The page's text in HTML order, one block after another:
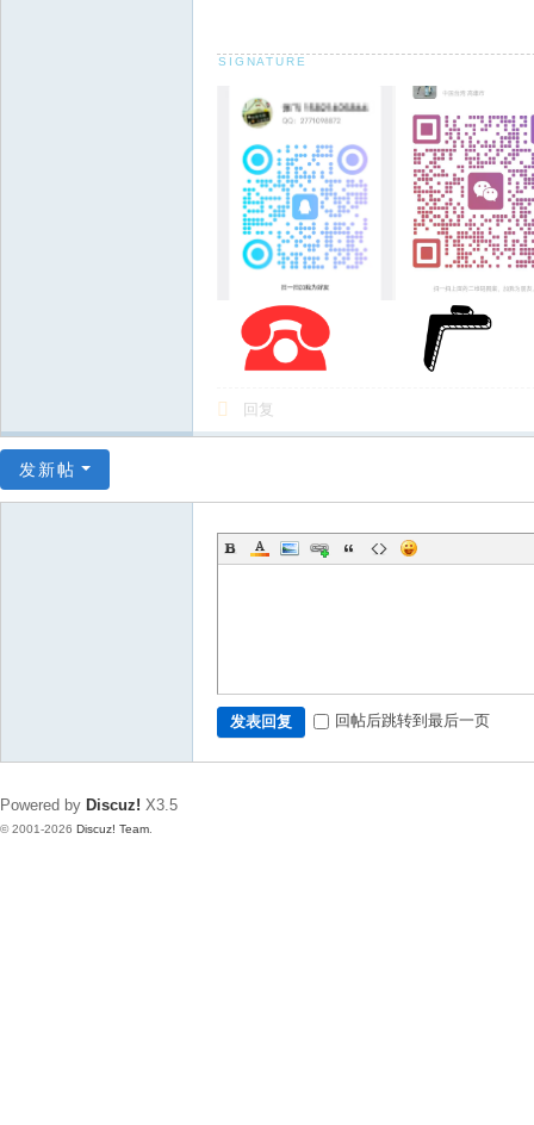
回复
发新帖
发表回复 回帖后跳转到最后一页
Powered by Discuz! X3.5
© 2001-2026 Discuz! Team